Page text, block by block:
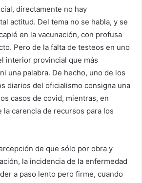
directamente no hay
actitud. Del tema no se habla, y se
en la vacunación, con profusa
Pero de la falta de testeos en uno
interior provincial que más
una palabra. De hecho, uno de los
diarios del oficialismo consigna una
casos de covid, mientras, en
la carencia de recursos para los
de que sólo por obra y
la incidencia de la enfermedad
a paso lento pero firme, cuando